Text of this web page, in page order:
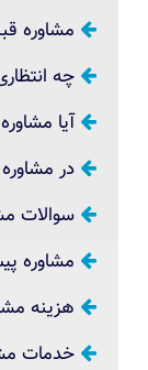
مشاوره
چه
آیا
در
سوالات
مشاوره
هزینه
خدمات